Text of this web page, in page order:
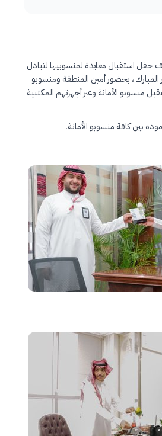
حفل استقبال معايدة لمنسوبيها لتبادل
المبارك ، بحضور أمين المنطقة ومنسوبو
منسوبو الأمانة وعبر أجهزتهم المكتبية
بين كافة منسوبو الأمانة.